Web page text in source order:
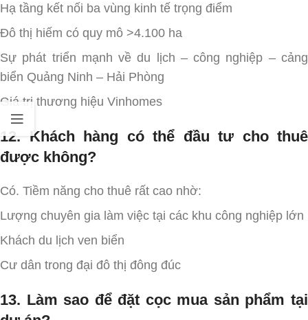
Hạ tầng kết nối ba vùng kinh tế trọng điểm
Đô thị hiếm có quy mô >4.100 ha
Sự phát triển mạnh về du lịch – công nghiệp – cảng
biển Quảng Ninh – Hải Phòng
Giá trị thương hiệu Vinhomes
12. Khách hàng có thể đầu tư cho thuê
được không?
Có. Tiềm năng cho thuê rất cao nhờ:
Lượng chuyên gia làm việc tại các khu công nghiệp lớn
Khách du lịch ven biển
Cư dân trong đại đô thị đông đúc
13. Làm sao để đặt cọc mua sản phẩm tại